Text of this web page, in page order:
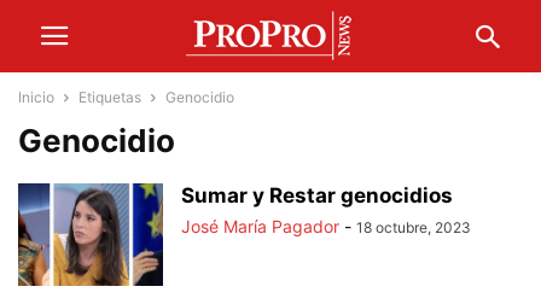
Inicio Etiquetas Genocidio
Genocidio
Sumar y Restar genocidios
José María Pagador - 18 octubre, 2023